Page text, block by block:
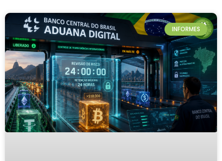
INFORMES